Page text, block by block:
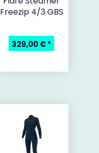
Freezip 4/3 GBS
329,00 €*